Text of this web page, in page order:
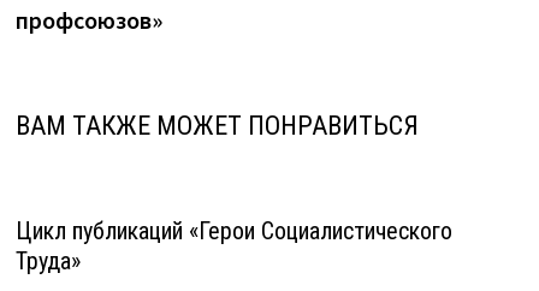
профсоюзов»
ВАМ ТАКЖЕ МОЖЕТ ПОНРАВИТЬСЯ
Цикл публикаций «Герои Социалистического
Труда»